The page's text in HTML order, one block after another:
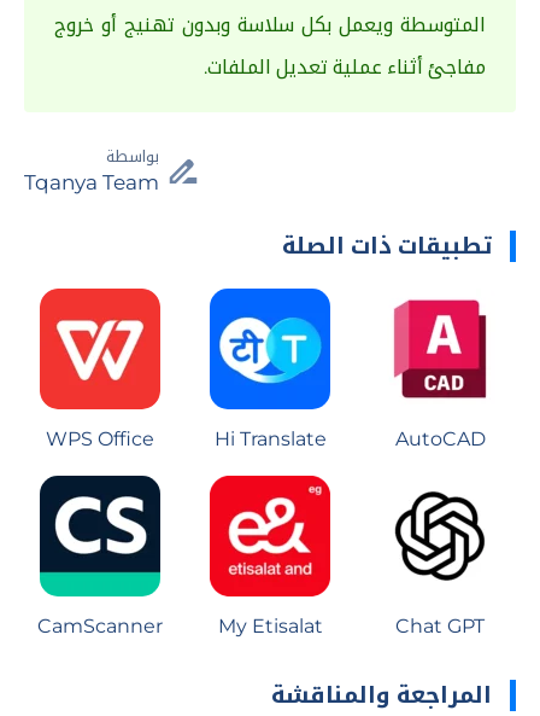
المتوسطة ويعمل بكل سلاسة وبدون تهنيج أو خروج
مفاجئ أثناء عملية تعديل الملفات.
بواسطة
Tqanya Team
تطبيقات ذات الصلة
AutoCAD
Hi Translate
WPS Office
Chat GPT
My Etisalat
CamScanner
المراجعة والمناقشة